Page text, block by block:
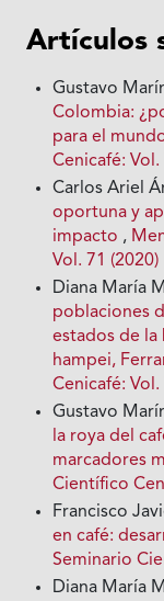
Artículos
Gustavo
Colombia:
para el
Cenicafé: Vol.
Carlos Ariel
oportuna y
impacto ,
Vol. 71 (2020)
Diana María
poblaciones
estados de la
hampei,
Cenicafé: Vol.
Gustavo
la roya del
marcadores
Científico
Francisco
en café:
Seminario
Diana María